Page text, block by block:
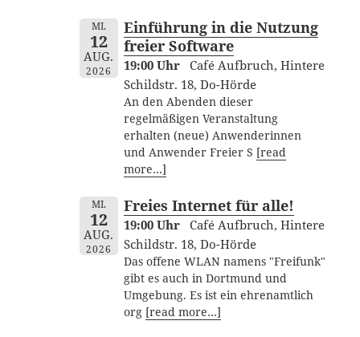
MI.
12
AUG.
2026
Einführung in die Nutzung
freier Software
19:00 Uhr
Café Aufbruch, Hintere
Schildstr. 18, Do-Hörde
An den Abenden dieser
regelmäßigen Veranstaltung
erhalten (neue) Anwenderinnen
und Anwender Freier S [read
more…]
MI.
12
AUG.
2026
Freies Internet für alle!
19:00 Uhr
Café Aufbruch, Hintere
Schildstr. 18, Do-Hörde
Das offene WLAN namens "Freifunk"
gibt es auch in Dortmund und
Umgebung. Es ist ein ehrenamtlich
org [read more…]